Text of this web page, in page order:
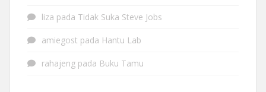
liza pada Tidak Suka Steve Jobs
amiegost pada Hantu Lab
rahajeng pada Buku Tamu